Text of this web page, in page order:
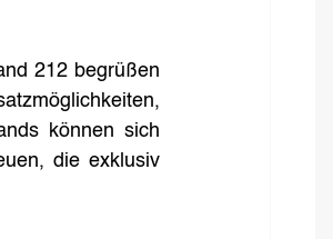
212 begrüßen
können sich
die exklusiv